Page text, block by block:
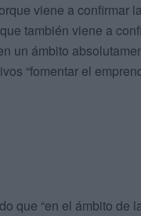
viene a confirmar
también viene a
un ámbito
“fomentar el
que “en el ámbito